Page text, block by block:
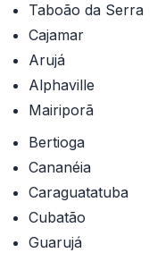
Taboão da Serra
Cajamar
Arujá
Alphaville
Mairiporã
Bertioga
Cananéia
Caraguatatuba
Cubatão
Guarujá